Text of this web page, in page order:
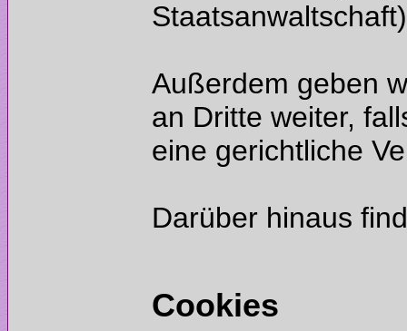
Außerdem geben
an Dritte weiter,
Darüber hinaus